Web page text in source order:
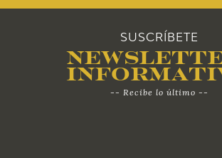
SUSCRÍBETE
-- Recibe lo último --